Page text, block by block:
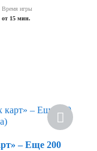
Время игры
от 15 мин.
– Еще 200